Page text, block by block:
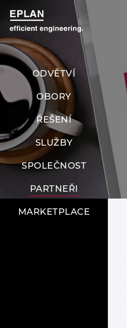
ODVĚTVÍ
OBORY
ŘEŠENÍ
SLUŽBY
SPOLEČNOST
PARTNEŘI
MARKETPLACE